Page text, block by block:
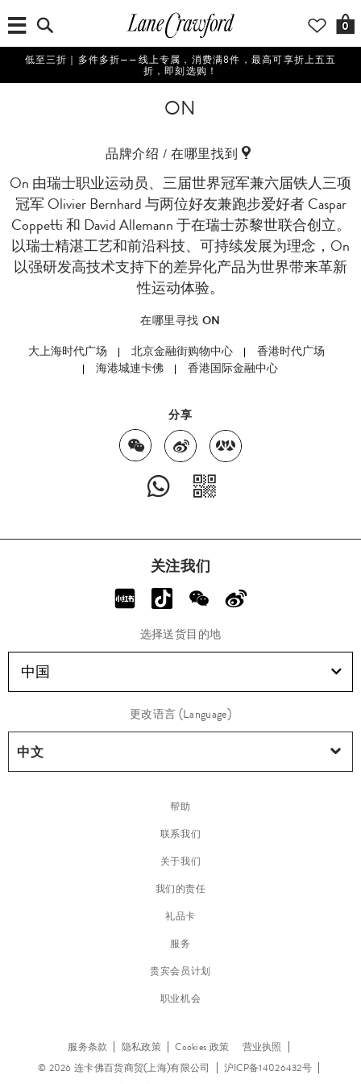
0
低至三折｜多件多折——线上专属，消费满8件，最高可享折上五五
折，即刻选购！
ON
品牌介绍 / 在哪里找到
On 由瑞士职业运动员、三届世界冠军兼六届铁人三项
冠军 Olivier Bernhard 与两位好友兼跑步爱好者 Caspar
Coppetti 和 David Allemann 于在瑞士苏黎世联合创立。
以瑞士精湛工艺和前沿科技、可持续发展为理念，On
以强研发高技术支持下的差异化产品为世界带来革新
性运动体验。
在哪里寻找 ON
大上海时代广场
北京金融街购物中心
香港时代广场
海港城連卡佛
香港国际金融中心
分享
关注我们
选择送货目的地
中国
更改语言 (Language)
帮助
联系我们
关于我们
我们的责任
礼品卡
服务
贵宾会员计划
职业机会
服务条款 隐私政策 Cookies 政策
营业执照
© 2026 连卡佛百货商贸(上海)有限公司
沪ICP备14026432号